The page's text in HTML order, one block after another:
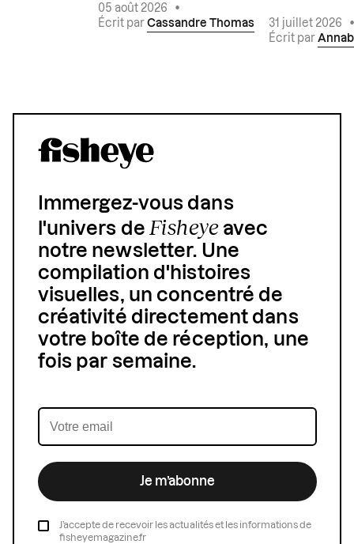
05 août 2026
•
Écrit par Cassandre Thomas 31 juillet 2026
Écrit par
Immergez-vous dans
l'univers deFisheyeavec
notre newsletter. Une
compilation d'histoires
visuelles, un concentré de
créativité directement dans
votre boîte de réception, une
fois par semaine.
Je m’abonne
J’accepte de recevoir les actualités et les informations de
fisheyemagazine.fr